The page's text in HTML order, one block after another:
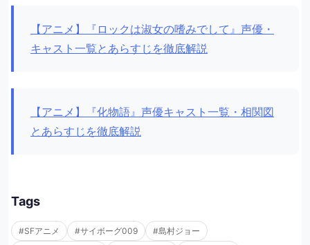
【アニメ】『ロックは淑女の嗜みでして』声優・
キャスト一覧とあらすじを徹底解説
【アニメ】『化物語』声優キャスト一覧・相関図
とあらすじを徹底解説
Tags
#SFアニメ #サイボーグ009
#島村ジョー